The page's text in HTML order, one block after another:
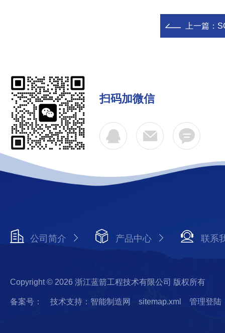
上一篇：
扫码加微信
公司简介 产品中心 联系
Copyright © 2026 浙江蓝箭工程技术有限公司 版权所有
备案号： 技术支持：智能制造网 sitemap.xml 管理登陆